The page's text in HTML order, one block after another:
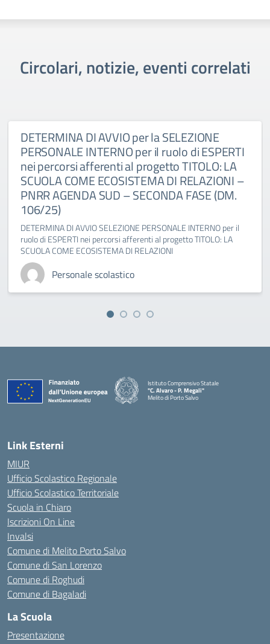
Circolari, notizie, eventi correlati
DETERMINA DI AVVIO per la SELEZIONE
PERSONALE INTERNO per il ruolo di ESPERTI
nei percorsi afferenti al progetto TITOLO: LA
SCUOLA COME ECOSISTEMA DI RELAZIONI –
PNRR AGENDA SUD – SECONDA FASE (DM.
106/25)
DETERMINA DI AVVIO SELEZIONE PERSONALE INTERNO per il
ruolo di ESPERTI nei percorsi afferenti al progetto TITOLO: LA
SCUOLA COME ECOSISTEMA DI RELAZIONI
Personale scolastico
Istituto Comprensivo Statale
"C. Alvaro - P. Megali"
Melito di Porto Salvo
Link Esterni
MIUR
Ufficio Scolastico Regionale
Ufficio Scolastico Territoriale
Scuola in Chiaro
Iscrizioni On Line
Invalsi
Comune di Melito Porto Salvo
Comune di San Lorenzo
Comune di Roghudi
Comune di Bagaladi
La Scuola
Presentazione